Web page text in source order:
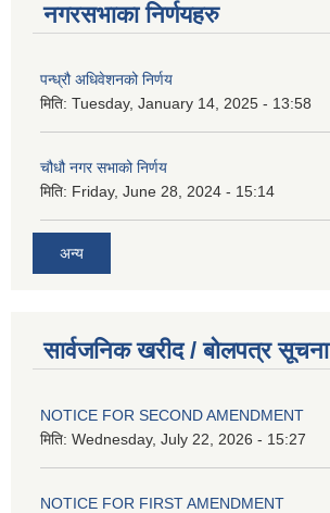
नगरसभाका निर्णयहरु
पन्ध्रौ अधिवेशनको निर्णय
मिति: Tuesday, January 14, 2025 - 13:58
चौधौ नगर सभाको निर्णय
मिति: Friday, June 28, 2024 - 15:14
अन्य
सार्वजनिक खरीद / बोलपत्र सूचना
NOTICE FOR SECOND AMENDMENT
मिति: Wednesday, July 22, 2026 - 15:27
NOTICE FOR FIRST AMENDMENT